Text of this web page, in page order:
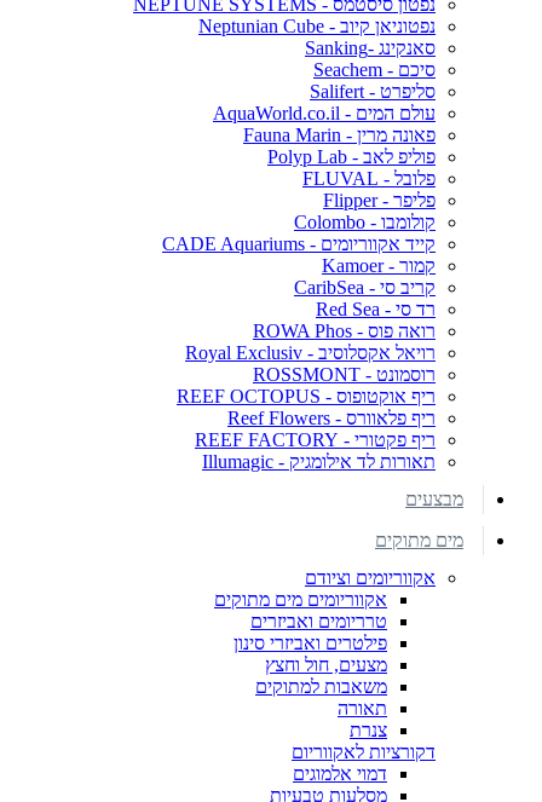
נפטוניאן קיוב - Neptunian Cube
סאנקינג -Sanking
סיכם - Seachem
סליפרט - Salifert
עולם המים - AquaWorld.co.il
פאונה מרין - Fauna Marin
פוליפ לאב - Polyp Lab
פלובל - FLUVAL
פליפר - Flipper
קולומבו - Colombo
קייד אקווריומים - CADE Aquariums
קמור - Kamoer
קריב סי - CaribSea
רד סי - Red Sea
רואה פוס - ROWA Phos
רויאל אקסלוסיב - Royal Exclusiv
רוסמונט - ROSSMONT
ריף אוקטופוס - REEF OCTOPUS
ריף פלאוורס - Reef Flowers
ריף פקטורי - REEF FACTORY
תאורות לד אילומגיק - Illumagic
מבצעים
מים מתוקים
אקווריומים וציודם
אקווריומים מים מתוקים
טרריומים ואביזרים
פילטרים ואביזרי סינון
מצעים, חול וחצץ
משאבות למתוקים
תאורה
צנרת
דקורציות לאקווריום
דמוי אלמוגים
מסלעות טבעיות